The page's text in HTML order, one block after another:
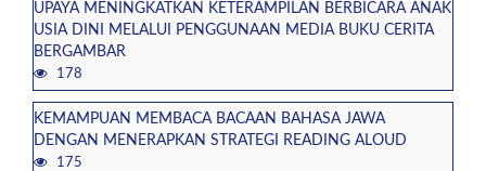
UPAYA MENINGKATKAN KETERAMPILAN BERBICARA ANAK
USIA DINI MELALUI PENGGUNAAN MEDIA BUKU CERITA
BERGAMBAR
178
KEMAMPUAN MEMBACA BACAAN BAHASA JAWA
DENGAN MENERAPKAN STRATEGI READING ALOUD
175